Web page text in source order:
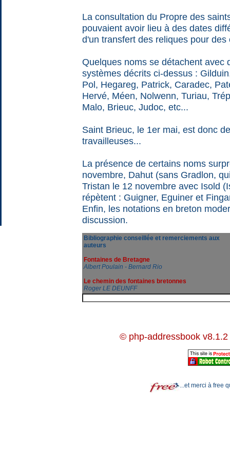
La consultation du Propre des
pouvaient avoir lieu à des dates
d'un transfert des reliques pour
Quelques noms se détachent avec
systèmes décrits ci-dessus :
Pol, Hegareg, Patrick, Caradec,
Hervé, Méen, Nolwenn, Turiau,
Malo, Brieuc, Judoc, etc...
Saint Brieuc, le 1er mai, est donc
travailleuses...
La présence de certains noms
novembre, Dahut (sans Gradlon,
Tristan le 12 novembre avec Isold
répètent : Guigner, Eguiner et
Enfin, les notations en breton
discussion.
Bibliographie conseillée et remerciements aux
auteurs
Fontaines de Bretagne
Albert Poulain - Bernard Rio
Le chemin des fontaines bretonnes
Roger LE DEUNFF
© php-addressbook v8.1.2
...et merci à free